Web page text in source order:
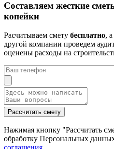
Составляем жесткие
копейки
Расчитываем смету бесплатно,
другой компании проведем
оценены расходы на
Нажимая кнопку "Рассчитать
обработку Персональных
соглашения